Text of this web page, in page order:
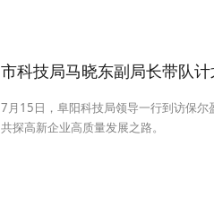
市科技局马晓东副局长带队
7月15日，阜阳科技局领导一行到访保尔
共探高新企业高质量发展之路。